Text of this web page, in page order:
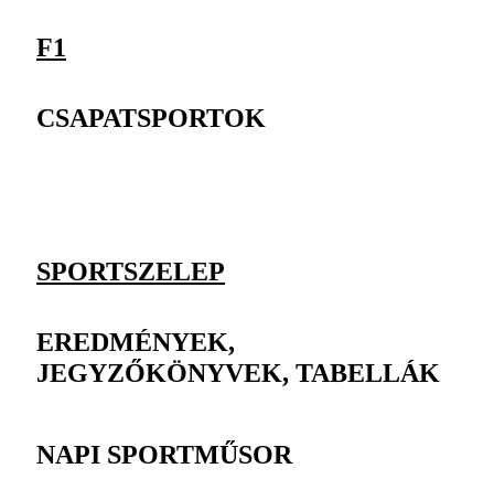
F1
CSAPATSPORTOK
SPORTSZELEP
EREDMÉNYEK,
JEGYZŐKÖNYVEK, TABELLÁK
NAPI SPORTMŰSOR